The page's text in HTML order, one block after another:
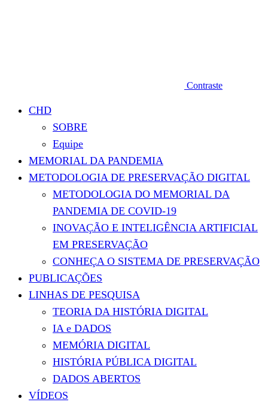
Contraste
CHD
SOBRE
Equipe
MEMORIAL DA PANDEMIA
METODOLOGIA DE PRESERVAÇÃO DIGITAL
METODOLOGIA DO MEMORIAL DA
PANDEMIA DE COVID-19
INOVAÇÃO E INTELIGÊNCIA ARTIFICIAL
EM PRESERVAÇÃO
CONHEÇA O SISTEMA DE PRESERVAÇÃO
PUBLICAÇÕES
LINHAS DE PESQUISA
TEORIA DA HISTÓRIA DIGITAL
IA e DADOS
MEMÓRIA DIGITAL
HISTÓRIA PÚBLICA DIGITAL
DADOS ABERTOS
VÍDEOS